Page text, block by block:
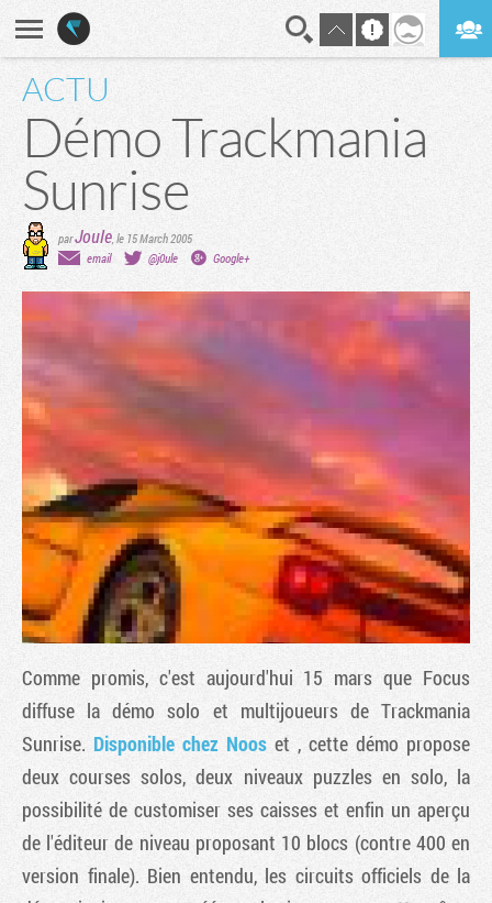
ACTU
Démo Trackmania
Sunrise
parJoule,le 15 March 2005
email
@j0ule Google+
Comme promis, c'est aujourd'hui 15 mars que Focus
diffuse la démo solo et multijoueurs de Trackmania
Sunrise. Disponible chez Noos et , cette démo propose
deux courses solos, deux niveaux puzzles en solo, la
possibilité de customiser ses caisses et enfin un aperçu
de l'éditeur de niveau proposant 10 blocs (contre 400 en
version finale). Bien entendu, les circuits officiels de la